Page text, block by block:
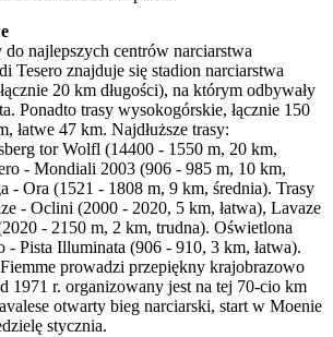
najlepszych centrów narciarstwa
Tesero znajduje się stadion narciarstwa
20 km długości), na którym odbywały
Ponadto trasy wysokogórskie, łącznie 150
łatwe 47 km. Najdłuższe trasy:
tor Wolfl (14400 - 1550 m, 20 km,
- Mondiali 2003 (906 - 985 m, 10 km,
- Ora (1521 - 1808 m, 9 km, średnia). Trasy
- Oclini (2000 - 2020, 5 km, łatwa), Lavaze
- 2150 m, 2 km, trudna). Oświetlona
- Pista Illuminata (906 - 910, 3 km, łatwa).
prowadzi przepiękny krajobrazowo
1971 r. organizowany jest na tej 70-cio km
otwarty bieg narciarski, start w Moenie
stycznia.